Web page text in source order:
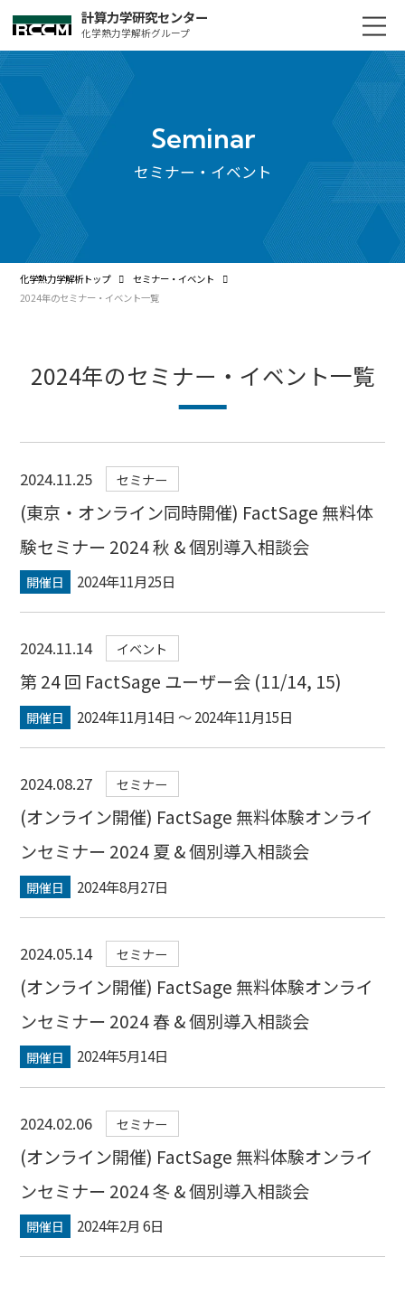
計算力学研究センター
化学熱力学解析グループ
Seminar
セミナー・イベント
化学熱力学解析トップ
セミナー・イベント
2024年のセミナー・イベント一覧
2024年のセミナー・イベント一覧
2024.11.25 セミナー
(東京・オンライン同時開催) FactSage 無料体
験セミナー 2024 秋 & 個別導入相談会
開催日 2024年11月25日
2024.11.14 イベント
第 24 回 FactSage ユーザー会 (11/14, 15)
開催日 2024年11月14日 〜 2024年11月15日
2024.08.27 セミナー
(オンライン開催) FactSage 無料体験オンライ
ンセミナー 2024 夏 & 個別導入相談会
開催日 2024年8月27日
2024.05.14 セミナー
(オンライン開催) FactSage 無料体験オンライ
ンセミナー 2024 春 & 個別導入相談会
開催日 2024年5月14日
2024.02.06 セミナー
(オンライン開催) FactSage 無料体験オンライ
ンセミナー 2024 冬 & 個別導入相談会
開催日 2024年2月 6日